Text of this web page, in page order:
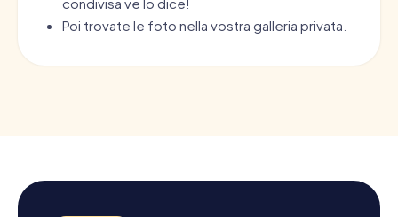
Poi trovate le foto nella vostra galleria privata.